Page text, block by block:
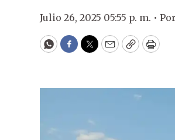
Julio 26, 2025 05:55 p. m. • Por
WhatsApp
Facebook
Twitter
EmailCopyPrint